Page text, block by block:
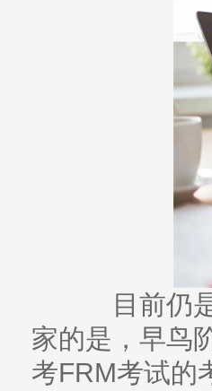
目前仍是
家的是，早鸟
考FRM考试的